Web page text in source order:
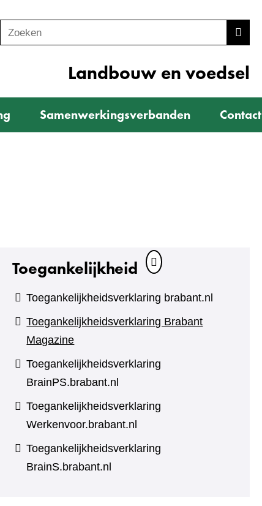
o
e
n
Zoeken
Landbouw en voedsel
Samenwerkingsverbanden Contact
Toegankelijkheid
Toegankelijkheidsverklaring brabant.nl
Toegankelijkheidsverklaring Brabant
Magazine
Toegankelijkheidsverklaring
BrainPS.brabant.nl
Toegankelijkheidsverklaring
Werkenvoor.brabant.nl
Toegankelijkheidsverklaring
BrainS.brabant.nl